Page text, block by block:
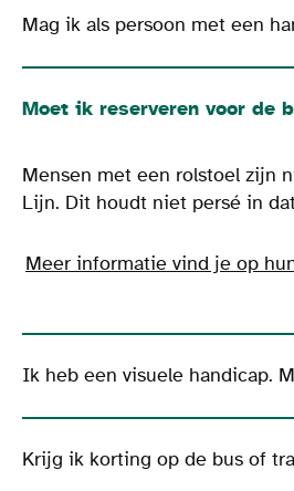
Mag ik als persoon met een
Moet ik reserveren voor de
Mensen met een rolstoel zijn
Lijn. Dit houdt niet persé in
Meer informatie vind je op
Ik heb een visuele handicap.
Krijg ik korting op de bus of